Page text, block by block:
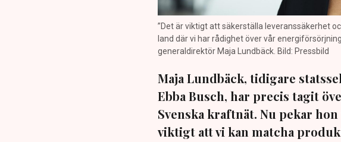
”Det är viktigt att säkerställa leveranssäkerhet
land där vi har rådighet över vår
generaldirektör Maja Lundbäck. Bild: Pressbild
Maja Lundbäck, tidigare
Ebba Busch, har precis tagit
Svenska kraftnät. Nu pekar
viktigt att vi kan matcha